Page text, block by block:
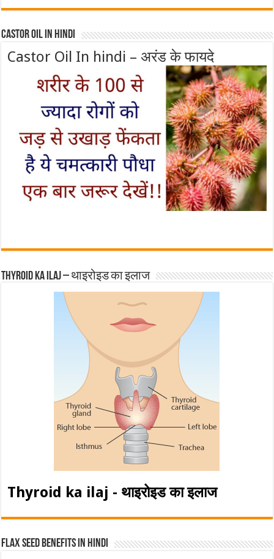
Castor Oil In Hindi
Castor Oil In hindi – अरंड के फायदे
Thyroid ka ilaj – थाइरोइड का इलाज
Thyroid ka ilaj - थाइरोइड का इलाज
Flax Seed Benefits in hindi